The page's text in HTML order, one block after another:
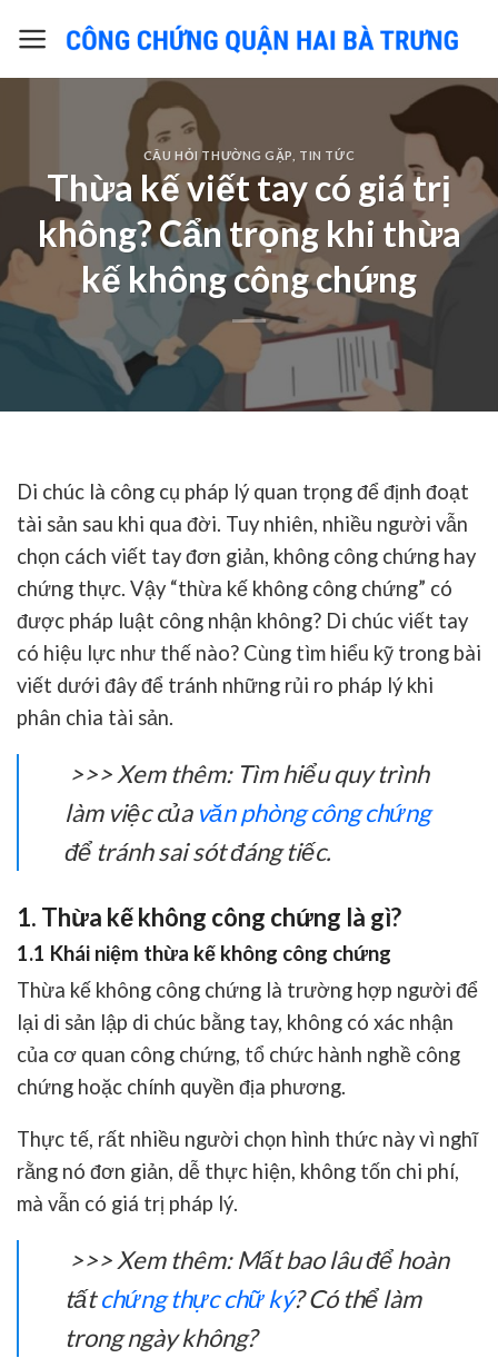
CÂU HỎI THƯỜNG GẶP TIN TỨC
Thừa kế viết tay có giá trị
không? Cẩn trọng khi thừa
kế không công chứng
Di chúc là công cụ pháp lý quan trọng để định đoạt
tài sản sau khi qua đời. Tuy nhiên, nhiều người vẫn
chọn cách viết tay đơn giản, không công chứng hay
chứng thực. Vậy “thừa kế không công chứng” có
được pháp luật công nhận không? Di chúc viết tay
có hiệu lực như thế nào? Cùng tìm hiểu kỹ trong bài
viết dưới đây để tránh những rủi ro pháp lý khi
phân chia tài sản.
>>> Xem thêm: Tìm hiểu quy trình
làm việc củavăn phòng công chứng
để tránh sai sót đáng tiếc.
1. Thừa kế không công chứng là gì?
1.1 Khái niệm thừa kế không công chứng
Thừa kế không công chứng là trường hợp người để
lại di sản lập di chúc bằng tay, không có xác nhận
của cơ quan công chứng, tổ chức hành nghề công
chứng hoặc chính quyền địa phương.
Thực tế, rất nhiều người chọn hình thức này vì nghĩ
rằng nó đơn giản, dễ thực hiện, không tốn chi phí,
mà vẫn có giá trị pháp lý.
>>> Xem thêm:Mất bao lâu để hoàn
tất chứng thực chữ ký? Có thể làm
trong ngày không?